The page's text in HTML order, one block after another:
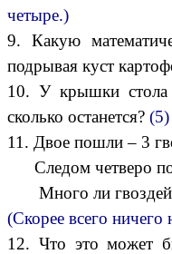
четыре.)
9. Какую
подрывая куст
10. У крышки стола
сколько останется? (5)
11. Двое пошли – 3
Следом четверо
Много ли гвоздей
(Скорее всего ничего
12. Что это может